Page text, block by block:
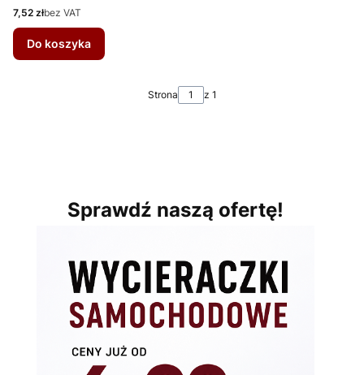
Cena
7,52 złbez VAT
Do koszyka
Strona z 1
Sprawdź naszą ofertę!